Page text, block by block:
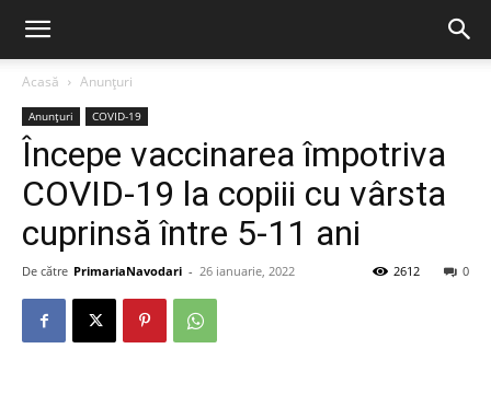
Acasă Anunțuri
Anunțuri COVID-19
Începe vaccinarea împotriva
COVID-19 la copiii cu vârsta
cuprinsă între 5-11 ani
De către PrimariaNavodari - 26 ianuarie, 2022 0
2612